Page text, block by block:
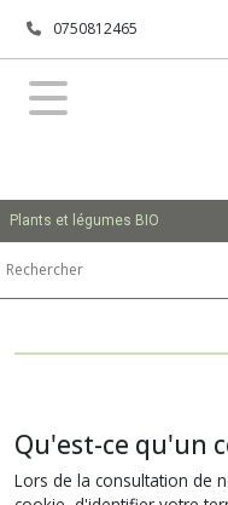
0750812465
Plants et légumes BIO
Qu'est-ce qu'un
Lors de la consultation de